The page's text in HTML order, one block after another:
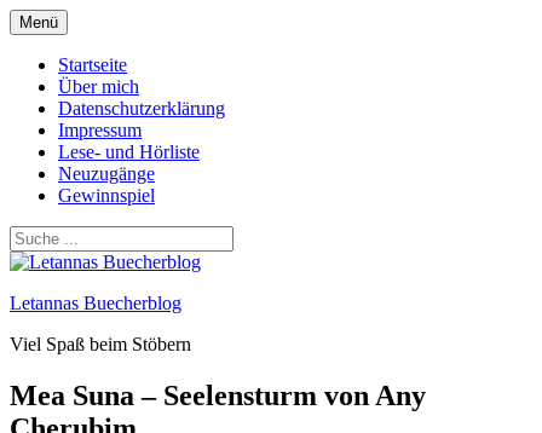
Zum
Inhalt
springen
Menü
Startseite
Über mich
Datenschutzerklärung
Impressum
Lese- und Hörliste
Neuzugänge
Gewinnspiel
Letannas Buecherblog
Viel Spaß beim Stöbern
Mea Suna – Seelensturm von Any